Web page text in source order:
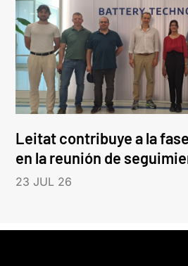
Leitat contribuye a la
en la reunión de
23 JUL 26